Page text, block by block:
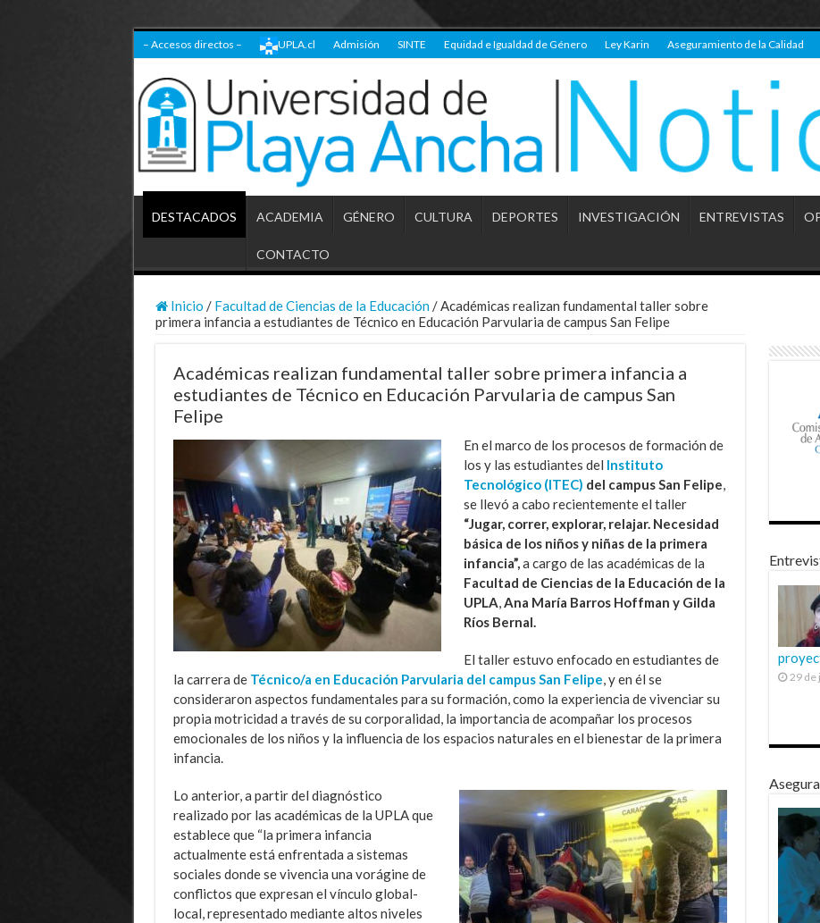
– Accesos directos – UPLA.cl Admisión SINTE Equidad e Igualdad de Género Ley Karin Aseguramiento de la Calidad
DESTACADOS ACADEMIA GÉNERO CULTURA DEPORTES INVESTIGACIÓN ENTREVISTAS
CONTACTO
Inicio / Facultad de Ciencias de la Educación / Académicas realizan fundamental taller sobre
primera infancia a estudiantes de Técnico en Educación Parvularia de campus San Felipe
Académicas realizan fundamental taller sobre primera infancia a
estudiantes de Técnico en Educación Parvularia de campus San
Felipe
En el marco de los procesos de formación de
los y las estudiantes del Instituto
Tecnológico (ITEC) del campus San Felipe
se llevó a cabo recientemente el taller
“Jugar, correr, explorar, relajar. Necesidad
básica de los niños y niñas de la primera
infancia”, a cargo de las académicas de la
Facultad de Ciencias de la Educación de la
UPLA Ana María Barros Hoffman y Gilda
Ríos Bernal.
El taller estuvo enfocado en estudiantes de
la carrera de Técnico/a en Educación Parvularia del campus San Felipe , y en él se
consideraron aspectos fundamentales para su formación, como la experiencia de vivenciar su
propia motricidad a través de su corporalidad, la importancia de acompañar los procesos
emocionales de los niños y la influencia de los espacios naturales en el bienestar de la primera
infancia.
Lo anterior, a partir del diagnóstico
realizado por las académicas de la UPLA que
establece que “la primera infancia
actualmente está enfrentada a sistemas
sociales donde se vivencia una vorágine de
conflictos que expresan el vínculo global-
local, representado mediante altos niveles
29 de